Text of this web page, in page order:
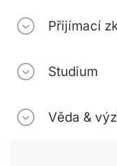
Přijímací
Studium
Věda &